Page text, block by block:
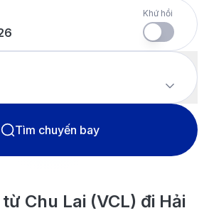
Khứ hồi
Tìm chuyến bay
Chu Lai (VCL) đi Hải